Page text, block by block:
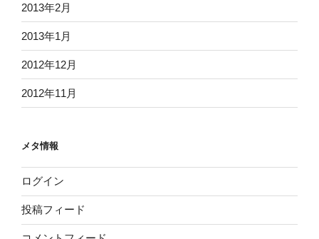
2013年2月
2013年1月
2012年12月
2012年11月
メタ情報
ログイン
投稿フィード